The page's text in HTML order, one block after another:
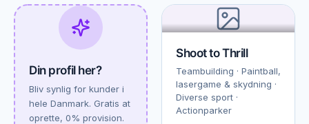
Din profil her?
Bliv synlig for kunder i
hele Danmark. Gratis at
oprette, 0% provision.
Shoot to Thrill
Teambuilding · Paintball,
lasergame & skydning ·
Diverse sport ·
Actionparker